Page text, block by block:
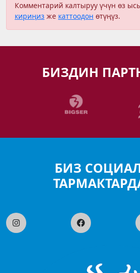
Комментарий калтыруу үчүн өз
кириңиз же каттоодон өтүңүз.
БИЗДИН
БИЗ